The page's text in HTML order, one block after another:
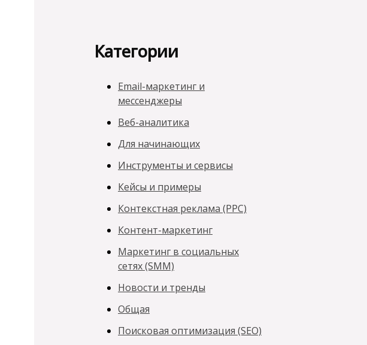
Категории
Email-маркетинг и
мессенджеры
Веб-аналитика
Для начинающих
Инструменты и сервисы
Кейсы и примеры
Контекстная реклама (PPC)
Контент-маркетинг
Маркетинг в социальных
сетях (SMM)
Новости и тренды
Общая
Поисковая оптимизация (SEO)